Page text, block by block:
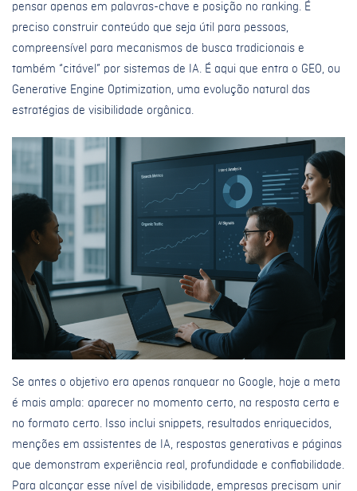
pensar apenas em palavras-chave e posição no ranking. É
preciso construir conteúdo que seja útil para pessoas,
compreensível para mecanismos de busca tradicionais e
também “citável” por sistemas de IA. É aqui que entra o GEO, ou
Generative Engine Optimization, uma evolução natural das
estratégias de visibilidade orgânica.
Se antes o objetivo era apenas ranquear no Google, hoje a meta
é mais ampla: aparecer no momento certo, na resposta certa e
no formato certo. Isso inclui snippets, resultados enriquecidos,
menções em assistentes de IA, respostas generativas e páginas
que demonstram experiência real, profundidade e confiabilidade.
Para alcançar esse nível de visibilidade, empresas precisam unir